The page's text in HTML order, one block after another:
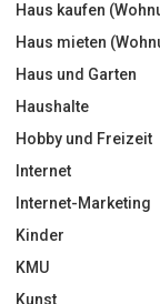
Haus kaufen
Haus mieten
Haus und Garten
Haushalte
Hobby und Freizeit
Internet
Internet-Marketing
Kinder
KMU
Kunst